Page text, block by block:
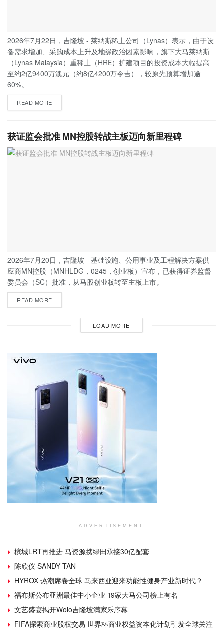
2026年7月22日，吉隆坡 - 莱纳斯稀土公司（Lynas）表示，由于设
备需求增加、采购成本上升及地缘政治因素影响，旗下大马莱纳斯
（Lynas Malaysia）重稀土（HRE）扩建项目的投资成本大幅提高
至约2亿9400万澳元（约8亿4200万令吉），较原先预算增加逾
60%。
READ MORE
获证监会批准 MN控股转战主板迈向新里程碑
2026年7月20日，吉隆坡 - 基础设施、公用事业及工程解决方案供
应商MN控股（MNHLDG，0245，创业板）宣布，已获得证券监督
委员会（SC）批准，从马股创业板转至主板上市。
READ MORE
LOAD MORE
ADVERTISEMENT
槟城LRT再推进 马资源携绿田承接30亿配套
陈欣仪 SANDY TAN
HYROX 热潮席卷全球 马来西亚迎来功能性健身产业新时代？
福布斯公布亚洲最佳中小企业 19家大马公司榜上有名
文艺盛宴揭开Wolo吉隆坡满家乐序幕
FIFA探索商业股权交易 世界杯商业权益资本化计划引发全球关注